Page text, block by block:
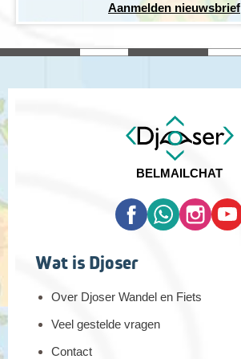
Aanmelden nieuwsbrief
BELMAILCHAT
Wat is Djoser
Over Djoser Wandel en Fiets
Veel gestelde vragen
Contact